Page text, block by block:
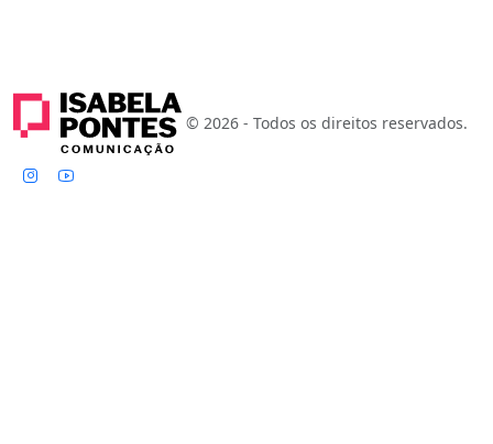
© 2026 - Todos os direitos reservados.